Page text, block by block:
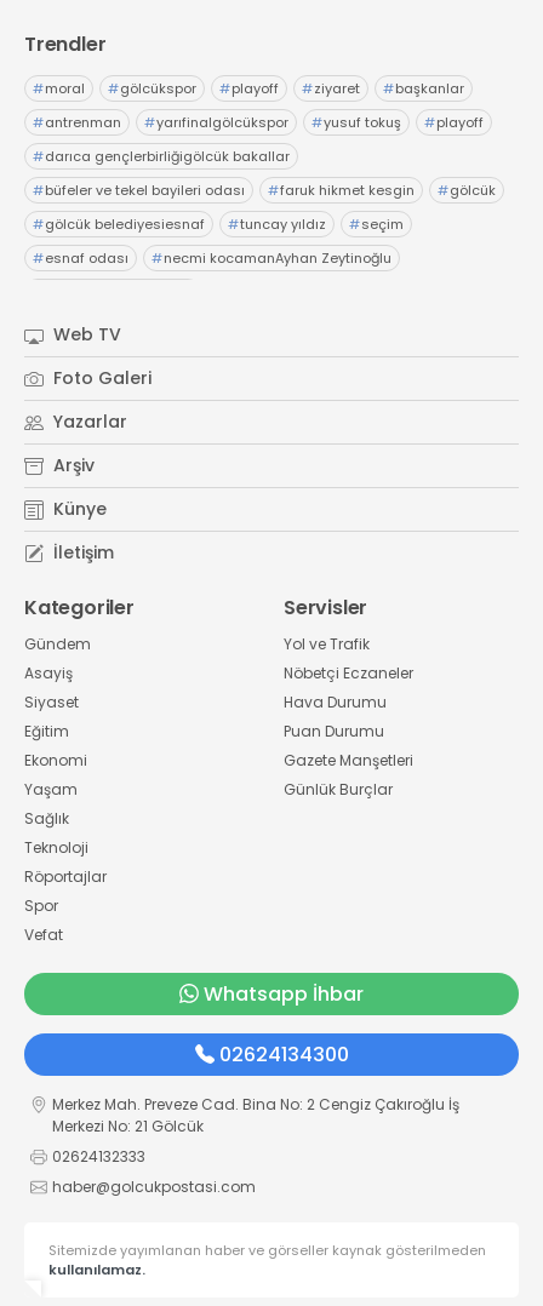
Trendler
#moral #gölcükspor #playoff #ziyaret #başkanlar
#antrenman #yarıfinalgölcükspor #yusuf tokuş #playoff
#darıca gençlerbirliğigölcük bakallar
#büfeler ve tekel bayileri odası #faruk hikmet kesgin #gölcük
#gölcük belediyesiesnaf #tuncay yıldız #seçim
#esnaf odası #necmi kocamanAyhan Zeytinoğlu
Web TV
Foto Galeri
Yazarlar
Arşiv
Künye
İletişim
Kategoriler
Gündem
Asayiş
Siyaset
Eğitim
Ekonomi
Yaşam
Sağlık
Teknoloji
Röportajlar
Spor
Vefat
Servisler
Yol ve Trafik
Nöbetçi Eczaneler
Hava Durumu
Puan Durumu
Gazete Manşetleri
Günlük Burçlar
Whatsapp İhbar
02624134300
Merkez Mah. Preveze Cad. Bina No: 2 Cengiz Çakıroğlu İş
Merkezi No: 21 Gölcük
02624132333
haber@golcukpostasi.com
Sitemizde yayımlanan haber ve görseller kaynak gösterilmeden
kullanılamaz.